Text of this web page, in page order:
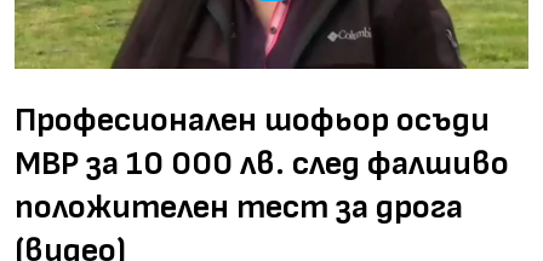
Video
Професионален шофьор осъди
МВР за 10 000 лв. след фалшиво
положителен тест за дрога
(видео)